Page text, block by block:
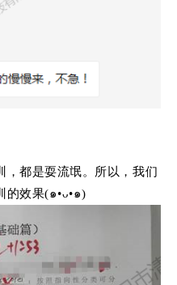
，都是耍流氓。所以，我们
的效果(๑•ᴗ•๑)